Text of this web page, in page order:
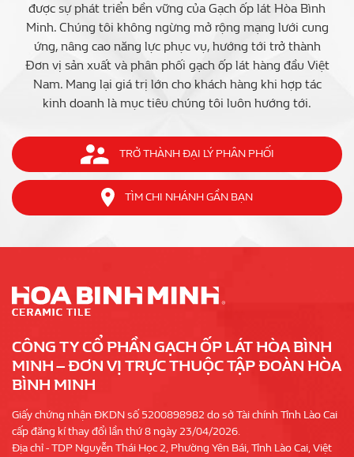
được sự phát triển bền vững của Gạch ốp lát Hòa Bình
Minh. Chúng tôi không ngừng mở rộng mạng lưới cung
ứng, nâng cao năng lực phục vụ, hướng tới trở thành
Đơn vị sản xuất và phân phối gạch ốp lát hàng đầu Việt
Nam. Mang lại giá trị lớn cho khách hàng khi hợp tác
kinh doanh là mục tiêu chúng tôi luôn hướng tới.
TRỞ THÀNH ĐẠI LÝ PHÂN PHỐI
TÌM CHI NHÁNH GẦN BẠN
CÔNG TY CỔ PHẦN GẠCH ỐP LÁT HÒA BÌNH
MINH – ĐƠN VỊ TRỰC THUỘC TẬP ĐOÀN HÒA
BÌNH MINH
Giấy chứng nhận ĐKDN số 5200898982 do sở Tài chính Tỉnh Lào Cai
cấp đăng kí thay đổi lần thứ 8 ngày 23/04/2026.
Địa chỉ - TDP Nguyễn Thái Học 2, Phường Yên Bái, Tỉnh Lào Cai, Việt